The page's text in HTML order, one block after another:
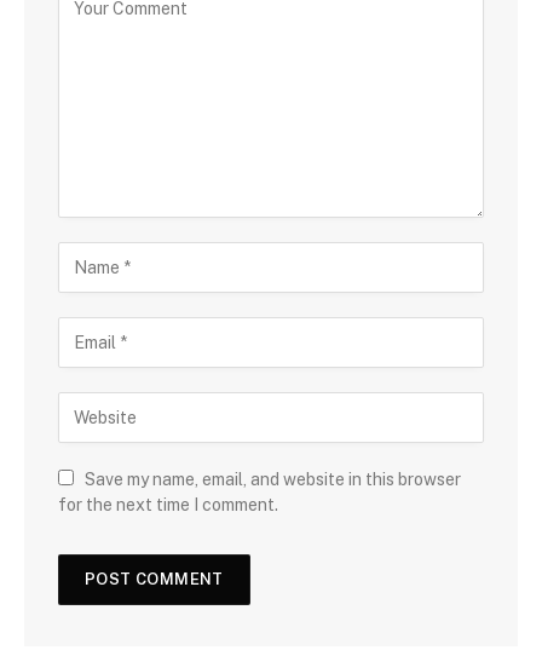
Save my name, email, and website in this browser
for the next time I comment.